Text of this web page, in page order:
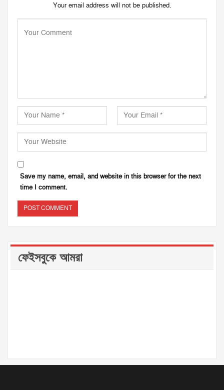
Your email address will not be published.
Save my name, email, and website in this browser for the next
time I comment.
ফেইসবুকে আমরা